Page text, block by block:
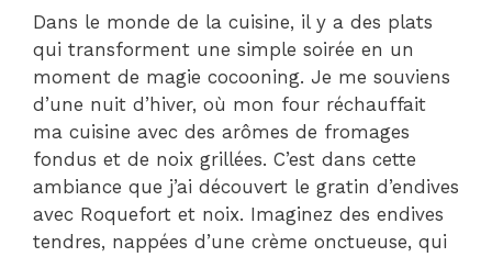
Dans le monde de la cuisine, il y a des plats
qui transforment une simple soirée en un
moment de magie cocooning. Je me souviens
d’une nuit d’hiver, où mon four réchauffait
ma cuisine avec des arômes de fromages
fondus et de noix grillées. C’est dans cette
ambiance que j’ai découvert le gratin d’endives
avec Roquefort et noix. Imaginez des endives
tendres, nappées d’une crème onctueuse, qui